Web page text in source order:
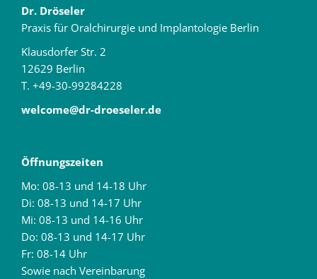
Dr. Dröseler
Praxis für Oralchirurgie und Implantologie Berlin
Klausdorfer Str. 2
12629 Berlin
T. +49-30-99284228
welcome@dr-droeseler.de
Öffnungszeiten
Mo: 08-13 und 14-18 Uhr
Di: 08-13 und 14-17 Uhr
Mi: 08-13 und 14-16 Uhr
Do: 08-13 und 14-17 Uhr
Fr: 08-14 Uhr
Sowie nach Vereinbarung